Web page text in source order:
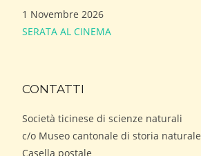
1 Novembre 2026
SERATA AL CINEMA
CONTATTI
Società ticinese di scienze naturali
c/o Museo cantonale di storia naturale
Casella postale